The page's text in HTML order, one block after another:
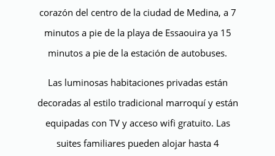
corazón del centro de la ciudad de Medina, a 7
minutos a pie de la playa de Essaouira ya 15
minutos a pie de la estación de autobuses.
Las luminosas habitaciones privadas están
decoradas al estilo tradicional marroquí y están
equipadas con TV y acceso wifi gratuito. Las
suites familiares pueden alojar hasta 4